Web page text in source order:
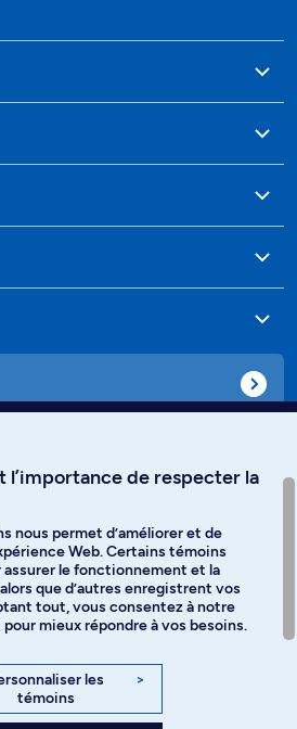
Instagram
YouTube
l’importance de respecter la
nous permet d’améliorer et de
Web. Certains témoins
le fonctionnement et la
que d’autres enregistrent vos
tout, vous consentez à notre
mieux répondre à vos besoins.
les
témoins
>